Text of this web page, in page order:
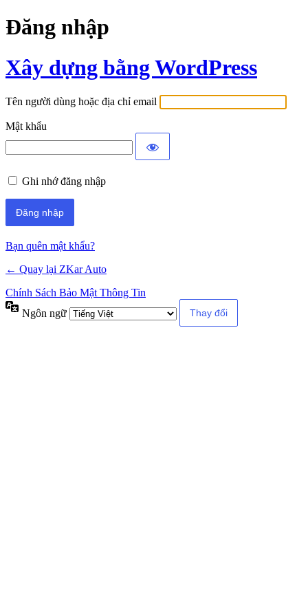
Đăng nhập
Xây dựng bằng WordPress
Tên người dùng hoặc địa chỉ email
Mật khẩu
Ghi nhớ đăng nhập
Bạn quên mật khẩu?
← Quay lại ZKar Auto
Chính Sách Bảo Mật Thông Tin
Ngôn ngữ